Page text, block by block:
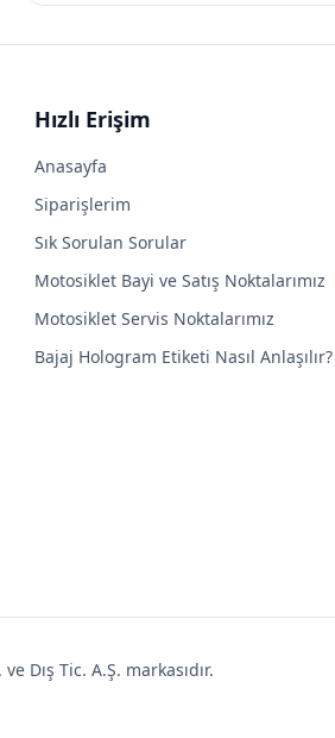
Hızlı Erişim
Anasayfa
Siparişlerim
Sık Sorulan Sorular
Motosiklet Bayi ve Satış Noktalarımız
Motosiklet Servis Noktalarımız
Bajaj Hologram Etiketi Nasıl Anlaşılır?
Dış Tic. A.Ş. markasıdır.